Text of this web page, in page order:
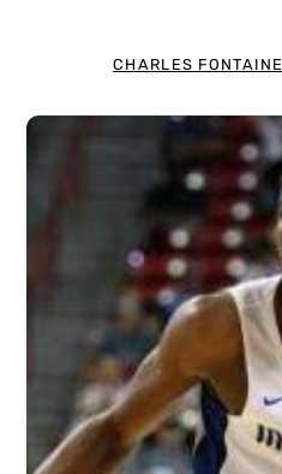
CHARLES FONTAINE